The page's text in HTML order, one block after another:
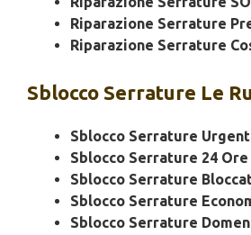
Riparazione Serrature
Riparazione Serrature
Sblocco Serrature Le
Sblocco Serrature
Sblocco Serrature 24 Ore
Sblocco Serrature
Sblocco Serrature
Sblocco Serrature